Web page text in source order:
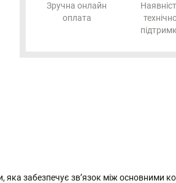
Зручна онлайн
оплата
яка забезпечує зв’язок між основними